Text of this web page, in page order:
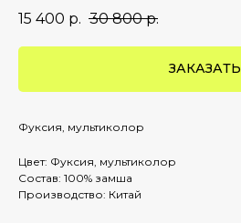
15 400 р. 30 800 р.
ЗАКАЗАТЬ
Фуксия, мультиколор
Цвет: Фуксия, мультиколор
Состав: 100% замша
Производство: Китай